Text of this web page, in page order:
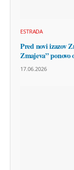
ESTRADA
Pred novi izazov
Zmajeva” ponovo
17.06.2026